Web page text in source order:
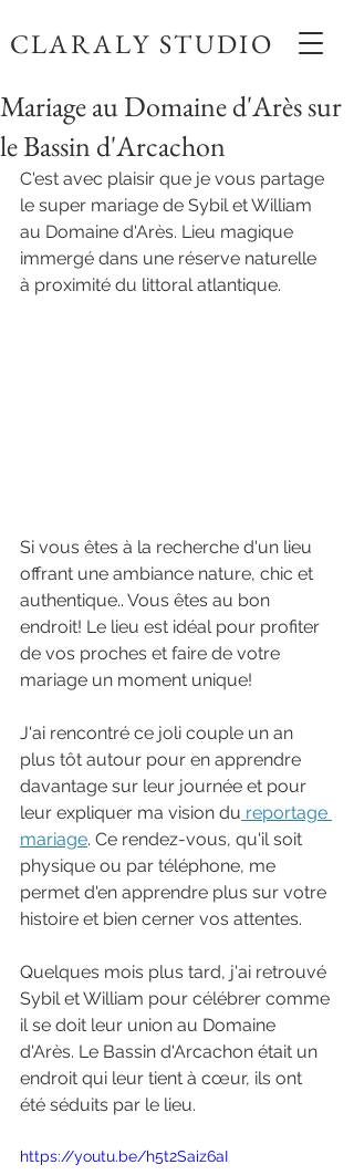
CLARALY STUDIO
Mariage au Domaine d'Arès sur
le Bassin d'Arcachon
C'est avec plaisir que je vous partage
le super mariage de Sybil et William
au Domaine d'Arès. Lieu magique
immergé dans une réserve naturelle
à proximité du littoral atlantique.
Si vous êtes à la recherche d'un lieu
offrant une ambiance nature, chic et
authentique.. Vous êtes au bon
endroit! Le lieu est idéal pour profiter
de vos proches et faire de votre
mariage un moment unique!
J'ai rencontré ce joli couple un an
plus tôt autour pour en apprendre
davantage sur leur journée et pour
leur expliquer ma vision du reportage
mariage. Ce rendez-vous, qu'il soit
physique ou par téléphone, me
permet d'en apprendre plus sur votre
histoire et bien cerner vos attentes.
Quelques mois plus tard, j'ai retrouvé
Sybil et William pour célébrer comme
il se doit leur union au Domaine
d'Arès. Le Bassin d'Arcachon était un
endroit qui leur tient à cœur, ils ont
été séduits par le lieu.
https://youtu.be/h5t2Saiz6aI